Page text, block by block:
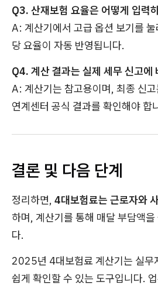
Q3. 산재보험 요율은 어떻게 입력
A: 계산기에서 고급 옵션 보기를
당 요율이 자동 반영됩니다.
Q4. 계산 결과는 실제 세무 신고에
A: 계산기는 참고용이며, 최종 신
연계센터 공식 결과를 확인해야 합
결론 및 다음 단계
정리하면, 4대보험료는 근로자와
하며, 계산기를 통해 매달 부담액
다.
2025년 4대보험료 계산기는 실무
쉽게 확인할 수 있는 도구입니다.